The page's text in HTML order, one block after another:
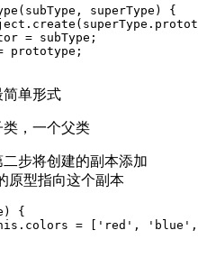
superType) {
= subType;
prototype;
简单形式
，一个父类
步将创建的副本添加
原型指向这个副本
{
= ['red',